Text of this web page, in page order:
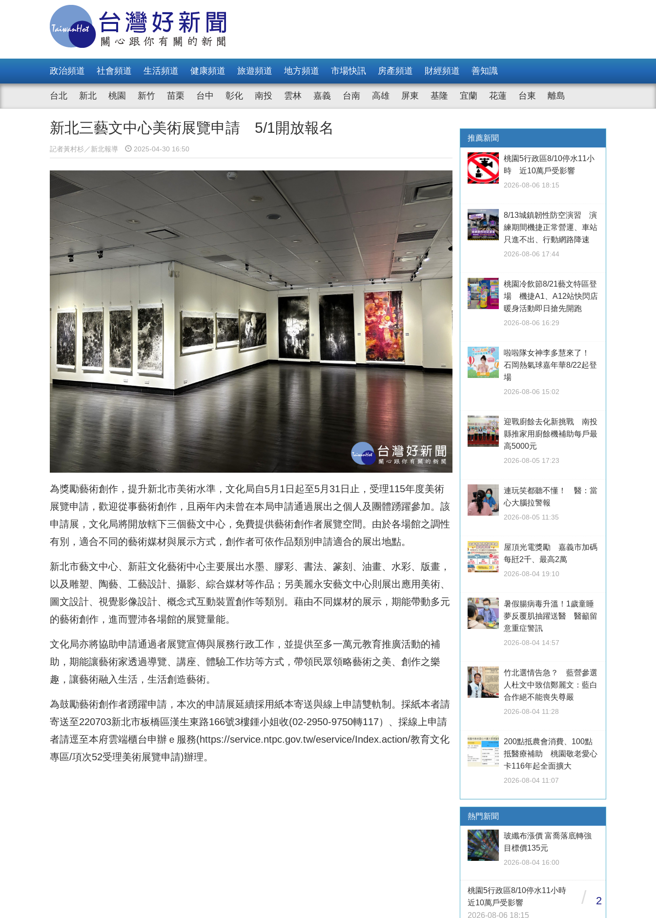
政治頻道 社會頻道 生活頻道 健康頻道 旅遊頻道 地方頻道 市場快訊 房產頻道 財經頻道 善知識
台北 新北 桃園 新竹 苗栗 台中 彰化 南投 雲林 嘉義 台南 高雄 屏東 基隆 宜蘭 花蓮 台東 離島
新北三藝文中心美術展覽申請 5/1開放報名
記者黃村杉／新北報導 2025-04-30 16:50
為獎勵藝術創作，提升新北市美術水準，文化局自5月1日起至5月31日止，受理115年度美術
展覽申請，歡迎從事藝術創作，且兩年內未曾在本局申請通過展出之個人及團體踴躍參加。該
申請展，文化局將開放轄下三個藝文中心，免費提供藝術創作者展覽空間。由於各場館之調性
有別，適合不同的藝術媒材與展示方式，創作者可依作品類別申請適合的展出地點。
新北市藝文中心、新莊文化藝術中心主要展出水墨、膠彩、書法、篆刻、油畫、水彩、版畫，
以及雕塑、陶藝、工藝設計、攝影、綜合媒材等作品；另美麗永安藝文中心則展出應用美術、
圖文設計、視覺影像設計、概念式互動裝置創作等類別。藉由不同媒材的展示，期能帶動多元
的藝術創作，進而豐沛各場館的展覽量能。
文化局亦將協助申請通過者展覽宣傳與展務行政工作，並提供至多一萬元教育推廣活動的補
助，期能讓藝術家透過導覽、講座、體驗工作坊等方式，帶領民眾領略藝術之美、創作之樂
趣，讓藝術融入生活，生活創造藝術。
為鼓勵藝術創作者踴躍申請，本次的申請展延續採用紙本寄送與線上申請雙軌制。採紙本者請
寄送至220703新北市板橋區漢生東路166號3樓鍾小姐收(02-2950-9750轉117）、採線上申請
者請逕至本府雲端櫃台申辦ｅ服務(https://service.ntpc.gov.tw/eservice/Index.action/教育文化
專區/項次52受理美術展覽申請)辦理。
推薦新聞
桃園5行政區8/10停水11小
時 近10萬戶受影響
2026-08-06 18:15
8/13城鎮韌性防空演習 演
練期間機捷正常營運、車站
只進不出、行動網路降速
2026-08-06 17:44
桃園冷飲節8/21藝文特區登
場 機捷A1、A12站快閃店
暖身活動即日搶先開跑
2026-08-06 16:29
啦啦隊女神李多慧來了！
石岡熱氣球嘉年華8/22起登
場
2026-08-06 15:02
迎戰廚餘去化新挑戰 南投
縣推家用廚餘機補助每戶最
高5000元
2026-08-05 17:23
連玩笑都聽不懂！ 醫：當
心大腦拉警報
2026-08-05 11:35
屋頂光電獎勵 嘉義市加碼
每瓩2千、最高2萬
2026-08-04 19:10
暑假腸病毒升溫！1歲童睡
夢反覆肌抽躍送醫 醫籲留
意重症警訊
2026-08-04 14:57
竹北選情告急？ 藍營參選
人杜文中致信鄭麗文：藍白
合作絕不能喪失尊嚴
2026-08-04 11:28
200點抵農會消費、100點
抵醫療補助 桃園敬老愛心
卡116年起全面擴大
2026-08-04 11:07
熱門新聞
玻纖布漲價 富喬落底轉強
目標價135元
2026-08-04 16:00
桃園5行政區8/10停水11小時
近10萬戶受影響
2026-08-06 18:15
/ 2